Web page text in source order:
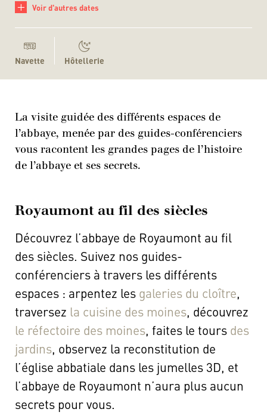
+ Voir d'autres dates
Navette Hôtellerie
La visite guidée des différents espaces de
l’abbaye, menée par des guides-conférenciers
vous racontent les grandes pages de l’histoire
de l’abbaye et ses secrets.
Royaumont au fil des siècles
Découvrez l’abbaye de Royaumont au fil
des siècles. Suivez nos guides-
conférenciers à travers les différents
espaces : arpentez les galeries du cloître,
traversez la cuisine des moines, découvrez
le réfectoire des moines, faites le tours des
jardins, observez la reconstitution de
l’église abbatiale dans les jumelles 3D, et
l’abbaye de Royaumont n’aura plus aucun
secrets pour vous.